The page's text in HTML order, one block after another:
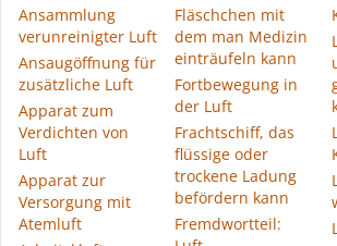
Ansammlung
verunreinigter Luft
Ansaugöffnung für
zusätzliche Luft
Apparat zum
Verdichten von
Luft
Apparat zur
Versorgung mit
Atemluft
Fläschchen mit
dem man Medizin
einträufeln kann
Fortbewegung in
der Luft
Frachtschiff, das
flüssige oder
trockene Ladung
befördern kann
Fremdwortteil: